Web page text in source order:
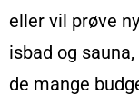
eller vil prøve
isbad og
de mange